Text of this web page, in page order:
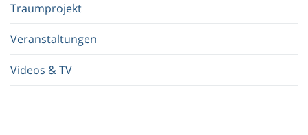
Traumprojekt
Veranstaltungen
Videos & TV